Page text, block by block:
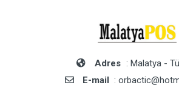
Adres : Malatya -
E-mail :